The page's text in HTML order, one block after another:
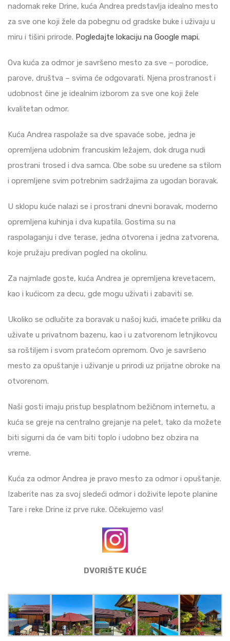
nadomak reke Drine, kuća Andrea predstavlja idealno mesto
za sve one koji žele da pobegnu od gradske buke i uživaju u
miru i tišini prirode. Pogledajte lokaciju na Google mapi.
Ova kuća za odmor je savršeno mesto za sve – porodice,
parove, društva – svima će odgovarati. Njena prostranost i
udobnost čine je idealnim izborom za sve one koji žele
kvalitetan odmor.
Kuća Andrea raspolaže sa dve spavaće sobe, jedna je
opremljena udobnim francuskim ležajem, dok druga nudi
prostrani trosed i dva samca. Obe sobe su uređene sa stilom
i opremljene svim potrebnim sadržajima za ugodan boravak.
U sklopu kuće nalazi se i prostrani dnevni boravak, moderno
opremljena kuhinja i dva kupatila. Gostima su na
raspolaganju i dve terase, jedna otvorena i jedna zatvorena,
koje pružaju predivan pogled na okolinu.
Za najmlađe goste, kuća Andrea je opremljena krevetacem,
kao i kućicom za decu, gde mogu uživati i zabaviti se.
Ukoliko se odlučite za boravak u našoj kući, imaćete priliku da
uživate u privatnom bazenu, kao i u zatvorenom letnjikovcu
sa roštiljem i svom pratećom opremom. Ovo je savršeno
mesto za opuštanje i uživanje u prirodi uz prijatne obroke na
otvorenom.
Naši gosti imaju pristup besplatnom bežičnom internetu, a
kuća se greje na centralno grejanje na pelet, tako da možete
biti sigurni da će vam biti toplo i udobno bez obzira na
vreme.
Kuća za odmor Andrea je pravo mesto za odmor i opuštanje.
Izaberite nas za svoj sledeći odmor i doživite lepote planine
Tare i reke Drine iz prve ruke. Očekujemo vas!
DVORIŠTE KUĆE